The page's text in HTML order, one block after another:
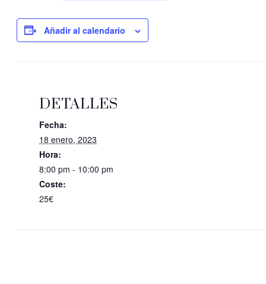
Añadir al calendario
DETALLES
Fecha:
18 enero, 2023
Hora:
8:00 pm - 10:00 pm
Coste:
25€